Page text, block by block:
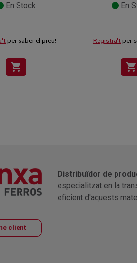
En Stock
per saber el preu!
shopping_cart
En
Registra't per
shopping_cart
client
Distribuïdor de
especialitzat en la
eficient d'aquests